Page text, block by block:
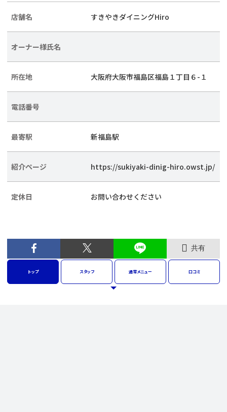
店舗名 すきやきダイニングHiro
オーナー様氏名
所在地 大阪府大阪市福島区福島１丁目６-１
電話番号
最寄駅 新福島駅
紹介ページ https://sukiyaki-dinig-hiro.owst.jp/
定休日 お問い合わせください
共有
トップ スタッフ 通常メニュー 口コミ